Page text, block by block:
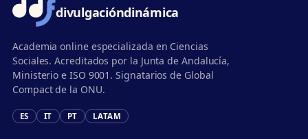
divulgacióndinámica
Academia online especializada en Ciencias
Sociales. Acreditados por la Junta de Andalucía,
Ministerio e ISO 9001. Signatarios de Global
Compact de la ONU.
ES IT PT LATAM